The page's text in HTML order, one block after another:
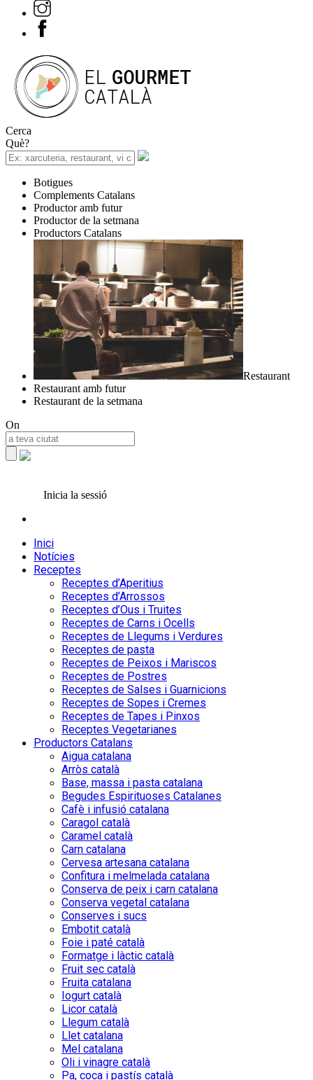
Cerca
Què?
Botigues
Complements Catalans
Productor amb futur
Productor de la setmana
Productors Catalans
Restaurant
Restaurant amb futur
Restaurant de la setmana
On
Inicia la sessió
Inici
Notícies
Receptes
Receptes d’Aperitius
Receptes d’Arrossos
Receptes d’Ous i Truites
Receptes de Carns i Ocells
Receptes de Llegums i Verdures
Receptes de pasta
Receptes de Peixos i Mariscos
Receptes de Postres
Receptes de Salses i Guarnicions
Receptes de Sopes i Cremes
Receptes de Tapes i Pinxos
Receptes Vegetarianes
Productors Catalans
Aigua catalana
Arròs català
Base, massa i pasta catalana
Begudes Espirituoses Catalanes
Cafè i infusió catalana
Caragol català
Caramel català
Carn catalana
Cervesa artesana catalana
Confitura i melmelada catalana
Conserva de peix i carn catalana
Conserva vegetal catalana
Conserves i sucs
Embotit català
Foie i paté català
Formatge i làctic català
Fruit sec català
Fruita catalana
Iogurt català
Licor català
Llegum català
Llet catalana
Mel catalana
Oli i vinagre català
Pa, coca i pastís català